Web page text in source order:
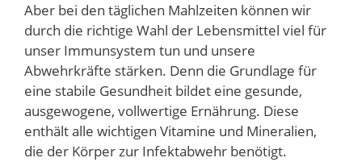
Aber bei den täglichen Mahlzeiten können wir
durch die richtige Wahl der Lebensmittel viel für
unser Immunsystem tun und unsere
Abwehrkräfte stärken. Denn die Grundlage für
eine stabile Gesundheit bildet eine gesunde,
ausgewogene, vollwertige Ernährung. Diese
enthält alle wichtigen Vitamine und Mineralien,
die der Körper zur Infektabwehr benötigt.